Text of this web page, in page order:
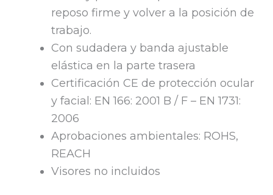
reposo firme y volver a la posición de
trabajo.
Con sudadera y banda ajustable
elástica en la parte trasera
Certificación CE de protección ocular
y facial: EN 166: 2001 B / F – EN 1731:
2006
Aprobaciones ambientales: ROHS,
REACH
Visores no incluidos